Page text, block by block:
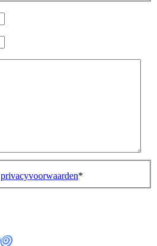
privacyvoorwaarden*